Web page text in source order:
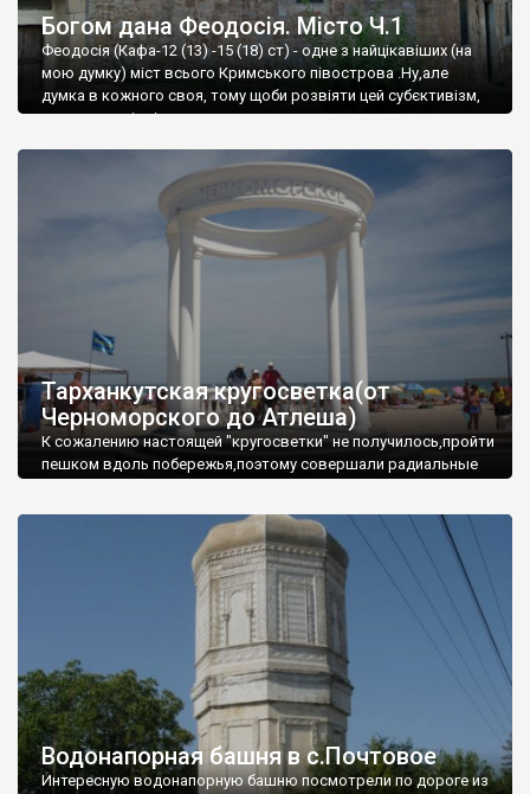
Богом дана Феодосія. Місто Ч.1
Феодосія (Кафа-12 (13) -15 (18) ст) - одне з найцікавіших (на
мою думку) міст всього Кримського півострова .Ну,але
думка в кожного своя, тому щоби розвіяти цей субєктивізм,
запрошую відвідати це
Тарханкутская кругосветка(от
Черноморского до Атлеша)
К сожалению настоящей "кругосветки" не получилось,пройти
пешком вдоль побережья,поэтому совершали радиальные
Водонапорная башня в с.Почтовое
Интересную водонапорную башню посмотрели по дороге из